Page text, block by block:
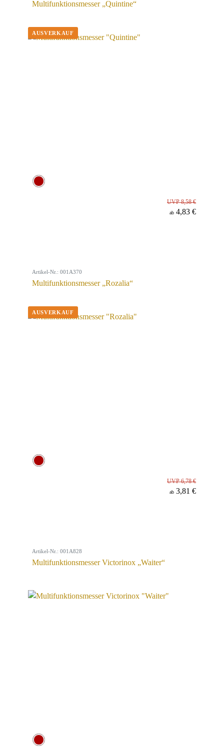
Multifunktionsmesser „Quintine“
UVP 8,58 €
ab 4,83 €
Artikel-Nr.: 001A370
Multifunktionsmesser „Rozalia“
UVP 6,78 €
ab 3,81 €
Artikel-Nr.: 001A828
Multifunktionsmesser Victorinox „Waiter“